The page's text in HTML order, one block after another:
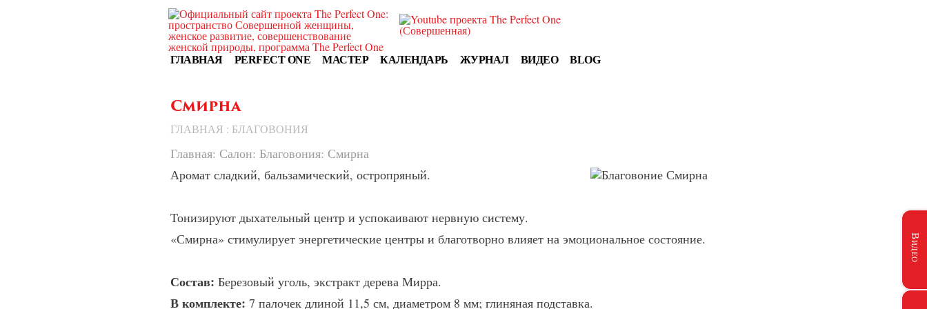
ГЛАВНАЯ PERFECT ONE МАСТЕР КАЛЕНДАРЬ ЖУРНАЛ ВИДЕО BLOG
Смирна
ГЛАВНАЯ : БЛАГОВОНИЯ
Главная: Салон: Благовония: Смирна
Аромат сладкий, бальзамический, остропряный.
Тонизируют дыхательный центр и успокаивают нервную систему.
«Смирна» стимулирует энергетические центры и благотворно влияет на эмоциональное состояние.
Состав: Березовый уголь, экстракт дерева Мирра.
В комплекте: 7 палочек длиной 11,5 см, диаметром 8 мм; глиняная подставка.
Видео